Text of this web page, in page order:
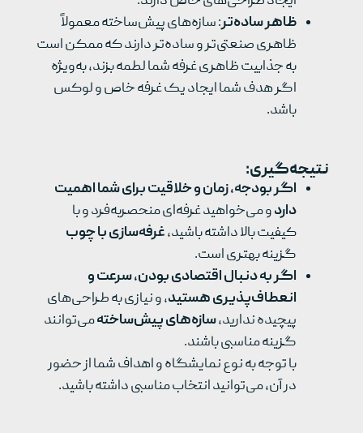
ظاهر ساده‌تر: سازه‌های پیش‌ساخته معمولاً
ظاهری صنعتی‌تر و ساده‌تر دارند که ممکن است
به جذابیت ظاهری غرفه شما لطمه بزند، به‌ویژه
اگر هدف شما ایجاد یک غرفه خاص و لوکس
باشد.
نتیجه‌گیری:
اگر بودجه، زمان و خلاقیت برای شما اهمیت
داردو می‌خواهید غرفه‌ای منحصربه‌فرد و با
کیفیت بالا داشته باشید،غرفه‌سازی با چوب
گزینه بهتری است.
اگر به دنبال اقتصادی بودن، سرعت و
انعطاف‌پذیری هستید، و نیازی به طراحی‌های
پیچیده ندارید،سازه‌های پیش‌ساختهمی‌توانند
گزینه مناسبی باشند.
با توجه به نوع نمایشگاه و اهداف شما از حضور
در آن، می‌توانید انتخاب مناسبی داشته باشید.